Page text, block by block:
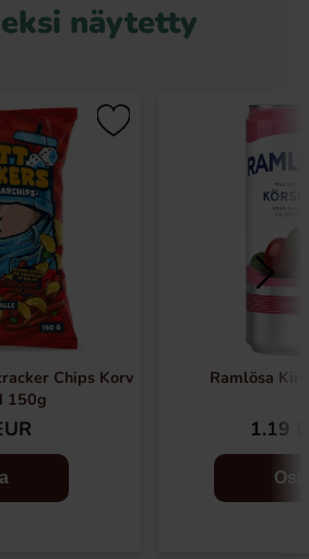
näytetty
Chips Korv
150g
Ramlösa
1.19